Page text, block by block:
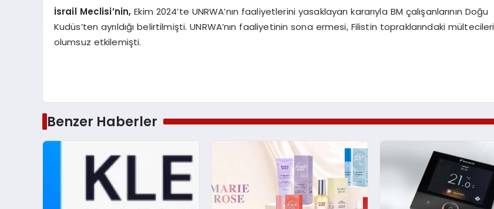
İsrail Meclisi’nin, Ekim 2024’te UNRWA’nın faaliyetlerini yasaklayan kararıyla BM çalışanlarının Doğu
Kudüs’ten ayrıldığı belirtilmişti. UNRWA’nın faaliyetinin sona ermesi, Filistin topraklarındaki mültecileri
olumsuz etkilemişti.
Benzer Haberler